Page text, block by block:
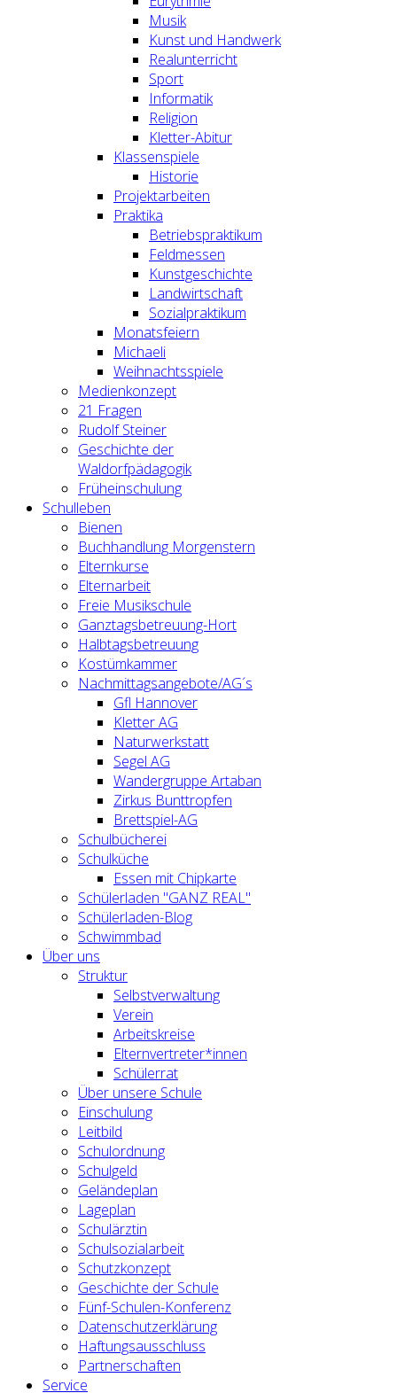
Musik
Kunst und Handwerk
Realunterricht
Sport
Informatik
Religion
Kletter-Abitur
Klassenspiele
Historie
Projektarbeiten
Praktika
Betriebspraktikum
Feldmessen
Kunstgeschichte
Landwirtschaft
Sozialpraktikum
Monatsfeiern
Michaeli
Weihnachtsspiele
Medienkonzept
21 Fragen
Rudolf Steiner
Geschichte der
Waldorfpädagogik
Früheinschulung
Schulleben
Bienen
Buchhandlung Morgenstern
Elternkurse
Elternarbeit
Freie Musikschule
Ganztagsbetreuung-Hort
Halbtagsbetreuung
Kostümkammer
Nachmittagsangebote/AG´s
Gfl Hannover
Kletter AG
Naturwerkstatt
Segel AG
Wandergruppe Artaban
Zirkus Bunttropfen
Brettspiel-AG
Schulbücherei
Schulküche
Essen mit Chipkarte
Schülerladen "GANZ REAL"
Schülerladen-Blog
Schwimmbad
Über uns
Struktur
Selbstverwaltung
Verein
Arbeitskreise
Elternvertreter*innen
Schülerrat
Über unsere Schule
Einschulung
Leitbild
Schulordnung
Schulgeld
Geländeplan
Lageplan
Schulärztin
Schulsozialarbeit
Schutzkonzept
Geschichte der Schule
Fünf-Schulen-Konferenz
Datenschutzerklärung
Haftungsausschluss
Partnerschaften
Service